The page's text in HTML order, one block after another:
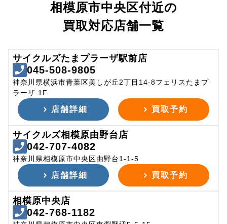
相模原市中央区付近の
買取対応店舗一覧
サイクルズたまプラーザ駅前店
045-508-9805
神奈川県横浜市青葉区美しが丘2丁目14-8フェリスたまプ
ラーザ 1F
店舗詳細 買取予約
サイクルズ相模原由野台店
042-707-4082
神奈川県相模原市中央区由野台1-1-5
店舗詳細 買取予約
相模原中央店
042-768-1182